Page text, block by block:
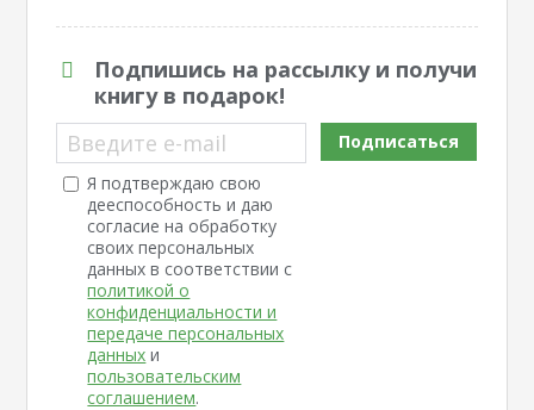
Подпишись на рассылку и получи
книгу в подарок!
Введите e-mail
Я подтверждаю свою
дееспособность и даю
согласие на обработку
своих персональных
данных в соответствии с
политикой о
конфиденциальности и
передаче персональных
данных и
пользовательским
соглашением.
Подписаться